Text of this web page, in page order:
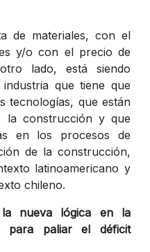
de materiales, con el
y/o con el precio de
lado, está siendo
que tiene que
tecnologías, que están
la construcción y que
en los procesos de
de la construcción,
latinoamericano y
chileno.
nueva lógica en la
para paliar el déficit